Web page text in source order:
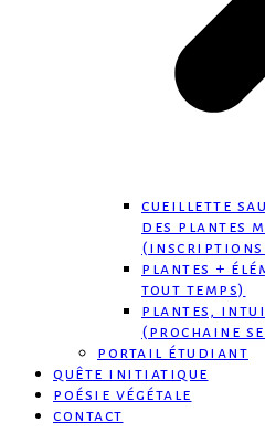
cueillette
des plantes
(inscriptions
plantes +
tout temps)
plantes,
(prochaine
portail étudiant
quête initiatique
poésie végétale
contact